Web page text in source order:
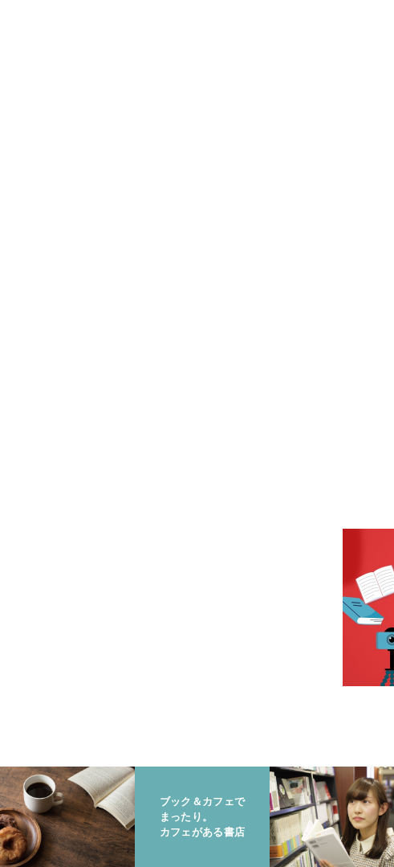
ブック＆カフェで
まったり。
カフェがある書店